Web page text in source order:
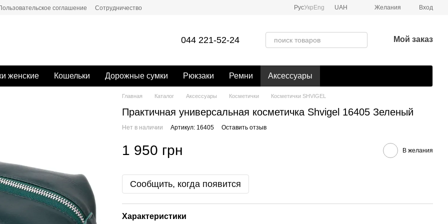
соглашение Сотрудничество РусУкр Eng UAH Желания Вход
044 221-52-24 Мой заказ
женские Кошельки Дорожные сумки Рюкзаки Ремни Аксессуары
Главная Каталог Аксессуары Косметички Косметички SHVIGEL
Практичная универсальная косметичка Shvigel 16405 Зеленый
Нет в наличии Артикул: 16405 Оставить отзыв
1 950 грн В желания
Сообщить, когда появится
Характеристики